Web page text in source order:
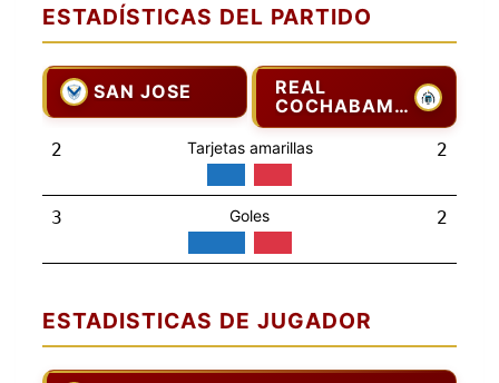
ESTADÍSTICAS DEL PARTIDO
SAN JOSE
REAL
COCHABAMBA
2 Tarjetas amarillas 2
3 Goles 2
ESTADISTICAS DE JUGADOR